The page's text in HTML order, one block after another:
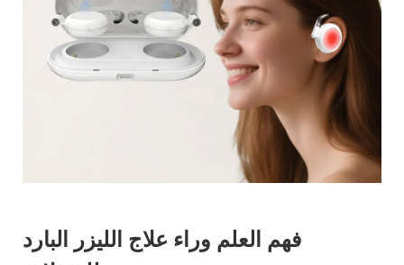
فهم العلم وراء علاج الليزر البارد